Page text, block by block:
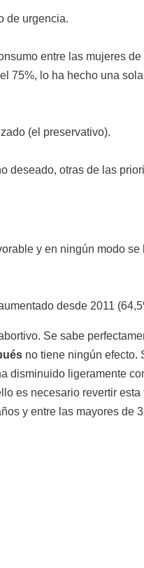
de urgencia.
entre las mujeres de
75%, lo ha hecho una
(el preservativo).
deseado, otras de las
y en ningún modo se
desde 2011
Se sabe
no tiene ningún efecto.
disminuido ligeramente
es necesario revertir esta
y entre las mayores de